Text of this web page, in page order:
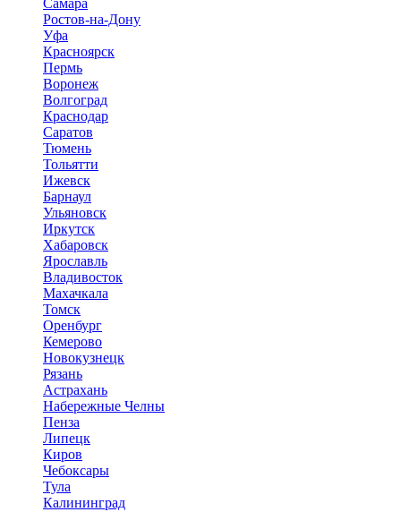
Самара
Ростов-на-Дону
Уфа
Красноярск
Пермь
Воронеж
Волгоград
Краснодар
Саратов
Тюмень
Тольятти
Ижевск
Барнаул
Ульяновск
Иркутск
Хабаровск
Ярославль
Владивосток
Махачкала
Томск
Оренбург
Кемерово
Новокузнецк
Рязань
Астрахань
Набережные Челны
Пенза
Липецк
Киров
Чебоксары
Тула
Калининград